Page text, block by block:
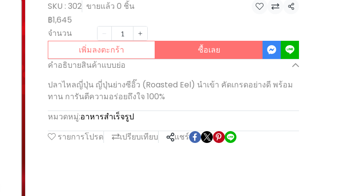
SKU : 302 ขายแล้ว 0 ชิ้น
แชร์
฿1,645
จำนวน
เพิ่มลงตะกร้า
ซื้อเลย
คำอธิบายสินค้าแบบย่อ
ปลาไหลญี่ปุ่น ญี่ปุ่นย่างซีอิ๊ว (Roasted Eel) นำเข้า คัดเกรดอย่างดี พร้อม
ทาน การันตีความอร่อยถึงใจ 100%
หมวดหมู่:อาหารสำเร็จรูป
รายการโปรด
เปรียบเทียบ แชร์